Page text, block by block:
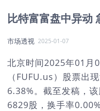
比特富富盘中异动
市场透视 2025-01-07
北京时间2025年01月
（FUFU.us）股票出
6.38%。截至发稿，
6829股，换手率